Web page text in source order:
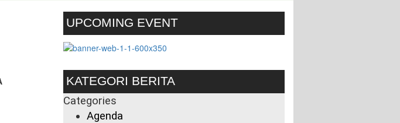
UPCOMING EVENT
KATEGORI BERITA
Categories
Agenda